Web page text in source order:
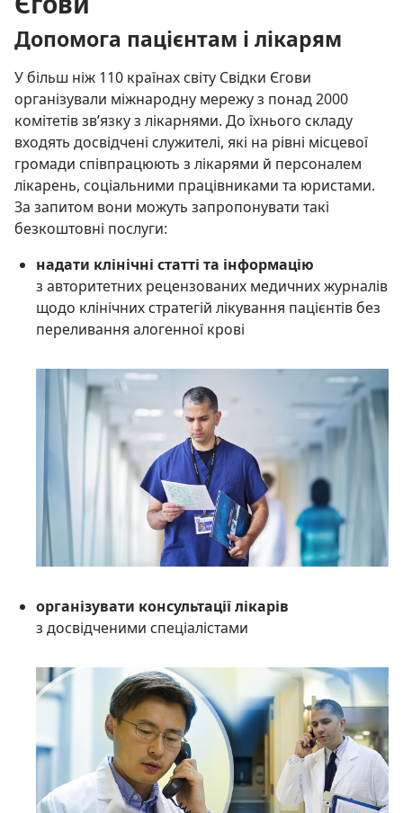
Допомога пацієнтам і лікарям
У більш ніж 110 країнах світу Свідки Єгови
організували міжнародну мережу з понад 2000
комітетів зв’язку з лікарнями. До їхнього складу
входять досвідчені служителі, які на рівні місцевої
громади співпрацюють з лікарями й персоналем
лікарень, соціальними працівниками та юристами.
За запитом вони можуть запропонувати такі
безкоштовні послуги:
надати клінічні статті та інформацію
з авторитетних рецензованих медичних журналів
щодо клінічних стратегій лікування пацієнтів без
переливання алогенної крові
організувати консультації лікарів
з досвідченими спеціалістами